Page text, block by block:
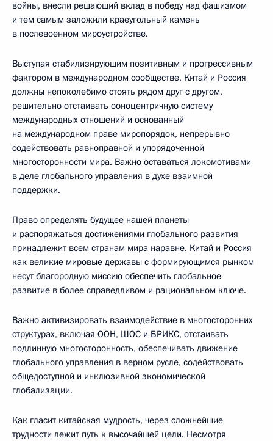
войны, внесли решающий вклад в победу над фашизмом
и тем самым заложили краеугольный камень
в послевоенном мироустройстве.
Выступая стабилизирующим позитивным и прогрессивным
фактором в международном сообществе, Китай и Россия
должны непоколебимо стоять рядом друг с другом,
решительно отстаивать ооноцентричную систему
международных отношений и основанный
на международном праве миропорядок, непрерывно
содействовать равноправной и упорядоченной
многосторонности мира. Важно оставаться локомотивами
в деле глобального управления в духе взаимной
поддержки.
Право определять будущее нашей планеты
и распоряжаться достижениями глобального развития
принадлежит всем странам мира наравне. Китай и Россия
как великие мировые державы с формирующимся рынком
несут благородную миссию обеспечить глобальное
развитие в более справедливом и рациональном ключе.
Важно активизировать взаимодействие в многосторонних
структурах, включая ООН, ШОС и БРИКС, отстаивать
подлинную многосторонность, обеспечивать движение
глобального управления в верном русле, содействовать
общедоступной и инклюзивной экономической
глобализации.
Как гласит китайская мудрость, через сложнейшие
трудности лежит путь к высочайшей цели. Несмотря